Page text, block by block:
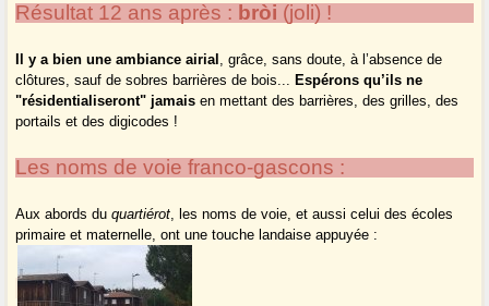
Résultat 12 ans après : bròi (joli) !
Il y a bien une ambiance airial , grâce, sans doute, à l’absence de
clôtures, sauf de sobres barrières de bois... Espérons qu’ils ne
"résidentialiseront" jamais en mettant des barrières, des grilles, des
portails et des digicodes !
Les noms de voie franco-gascons :
Aux abords duquartiérot, les noms de voie, et aussi celui des écoles
primaire et maternelle, ont une touche landaise appuyée :